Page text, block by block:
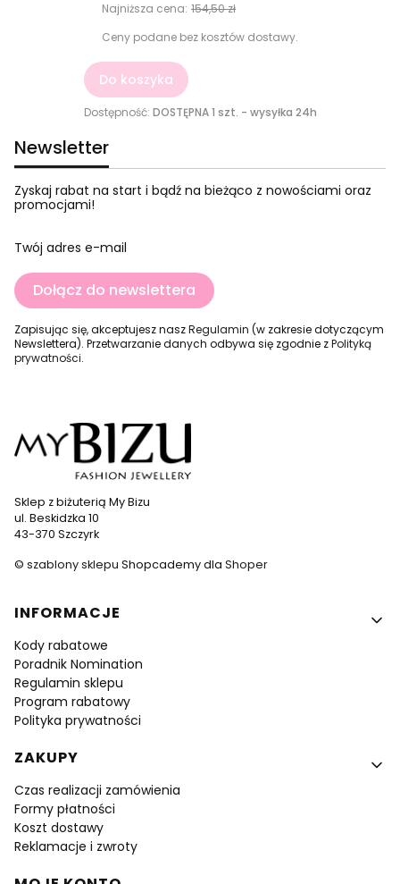
Najniższa cena: 154,50 zł
Ceny podane bez kosztów dostawy.
Do koszyka
Dostępność: DOSTĘPNA 1 szt. - wysyłka 24h
Newsletter
Zyskaj rabat na start i bądź na bieżąco z nowościami oraz
promocjami!
Twój adres e-mail
Dołącz do newslettera
Zapisując się, akceptujesz naszRegulamin (w zakresie dotyczącym
Newslettera). Przetwarzanie danych odbywa się zgodnie zPolityką
prywatności.
Sklep z biżuterią My Bizu
ul. Beskidzka 10
43-370 Szczyrk
© szablony sklepu Shopcademy dla Shoper
Linki w stopce
INFORMACJE
Kody rabatowe
Poradnik Nomination
Regulamin sklepu
Program rabatowy
Polityka prywatności
ZAKUPY
Czas realizacji zamówienia
Formy płatności
Koszt dostawy
Reklamacje i zwroty